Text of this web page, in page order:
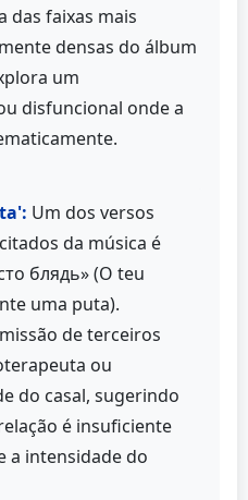
das faixas mais
densas do álbum
um
disfuncional onde a
Um dos versos
da música é
блядь» (O teu
uma puta).
de terceiros
ou
do casal, sugerindo
é insuficiente
a intensidade do